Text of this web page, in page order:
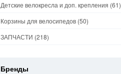
Детские велокресла и доп. крепления (61)
Корзины для велосипедов (50)
ЗАПЧАСТИ (218)
Бренды